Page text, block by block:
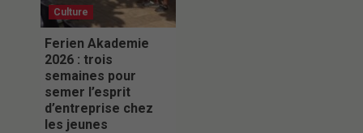
Culture
Ferien Akademie
2026 : trois
semaines pour
semer l’esprit
d’entreprise chez
les jeunes